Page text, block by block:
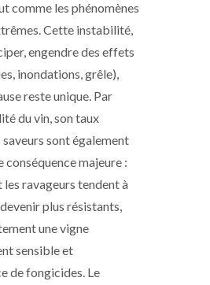
comme les phénomènes
Cette instabilité,
engendre des effets
inondations, grêle),
reste unique. Par
du vin, son taux
saveurs sont également
majeure :
les ravageurs tendent à
plus résistants,
une vigne
sensible et
de fongicides. Le